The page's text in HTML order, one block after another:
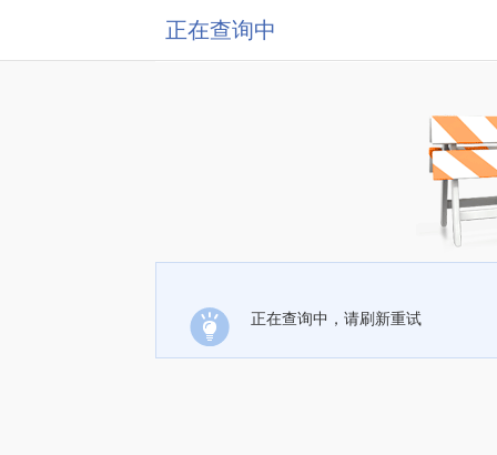
正在查询中
正在查询中，请刷新重试